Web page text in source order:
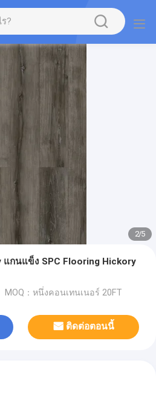
2/5
กนแข็ง SPC Flooring Hickory
MOQ：หนึ่งคอนเทนเนอร์ 20FT
ติดต่อตอนนี้